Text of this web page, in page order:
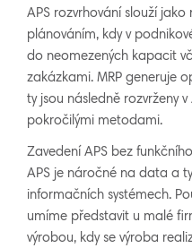
APS rozvrhování slouží jako
plánováním, kdy v
do neomezených kapacit
zakázkami. MRP generuje
ty jsou následně rozvrženy
pokročilými metodami.
Zavedení APS bez
APS je náročné na data a
informačních systémech.
umíme představit u malé
výrobou, kdy se výroba